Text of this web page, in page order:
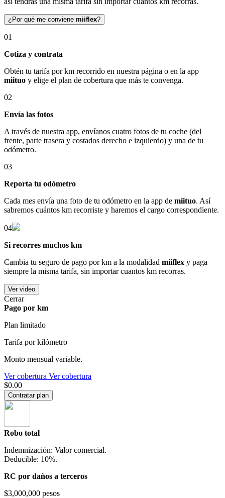
¿Por qué me conviene miiflex?
01
Cotiza y contrata
Obtén tu tarifa por km recorrido en nuestra página o en la app
miituo y elige el plan de cobertura que más te convenga.
02
Envía las fotos
A través de nuestra app, envíanos cuatro fotos de tu coche (del
frente, parte trasera y costados derecho e izquierdo) y una de tu
odómetro.
03
Reporta tu odómetro
Cada mes envía una foto de tu odómetro en la app de miituo. Así
sabremos cuántos km recorriste y haremos el cargo correspondiente.
04
Si recorres muchos km
Cambia tu seguro de pago por km a la modalidad miiflex y paga
siempre la misma tarifa, sin importar cuantos km recorras.
Ver video
Cerrar
Pago por km
Plan limitado
Tarifa por kilómetro
Monto mensual variable.
Ver cobertura Ver cobertura
$0.00
Contratar plan
Robo total
Indemnización: Valor comercial.
Deducible: 10%.
RC por daños a terceros
$3,000,000 pesos